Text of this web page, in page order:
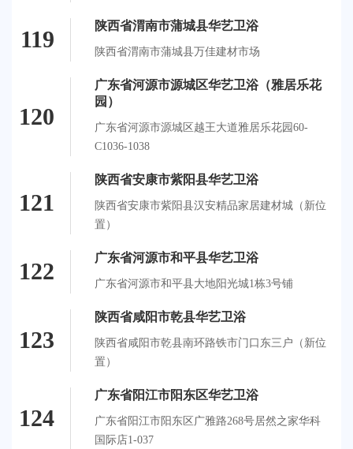
119
陕西省渭南市蒲城县华艺卫浴
陕西省渭南市蒲城县万佳建材市场
120
广东省河源市源城区华艺卫浴（雅居乐花
园）
广东省河源市源城区越王大道雅居乐花园60-
C1036-1038
121
陕西省安康市紫阳县华艺卫浴
陕西省安康市紫阳县汉安精品家居建材城（新位
置）
122
广东省河源市和平县华艺卫浴
广东省河源市和平县大地阳光城1栋3号铺
123
陕西省咸阳市乾县华艺卫浴
陕西省咸阳市乾县南环路铁市门口东三户（新位
置）
124
广东省阳江市阳东区华艺卫浴
广东省阳江市阳东区广雅路268号居然之家华科
国际店1-037